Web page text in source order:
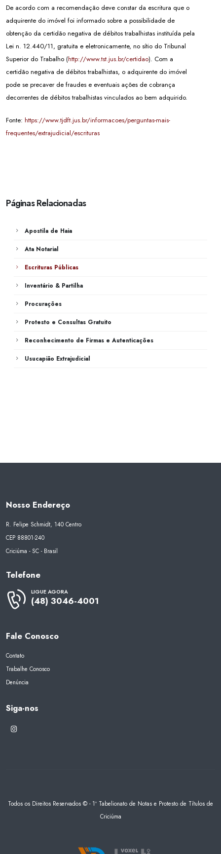
De acordo com a recomendação deve constar da escritura que o
adquirente do imóvel foi informado sobre a possibilidade de
obtenção da certidão negativa de débitos trabalhistas instituída pela
Lei n. 12.440/11, gratuita e eletronicamente, no sítio do Tribunal
Superior do Trabalho (http://www.tst.jus.br/certidao). Com a
certidão negativa de débitos trabalhistas, o adquirente do imóvel
pode se precaver de fraudes e eventuais ações de cobrança
decorrentes de débitos trabalhistas vinculados ao bem adquirido.
Fonte: https://www.tjdft.jus.br/informacoes/perguntas-mais-
frequentes/extrajudicial/escrituras
Páginas Relacionadas
Apostila de Haia
Ata Notarial
Escrituras Públicas
Inventário & Partilha
Procurações
Protesto e Consultas Gratuito
Reconhecimento de Firmas e Autenticações
Usucapião Extrajudicial
Nosso Endereço
R. Felipe Schmidt, 140 Centro
CEP 88801-240
Criciúma - SC - Brasil
Telefone
LIGUE AGORA
(48) 3046-4001
Fale Conosco
Contato
Trabalhe Conosco
Denúncia
Siga-nos
Todos os Direitos Reservados © - 1º Tabelionato de Notas e Protesto de Títulos de
Criciúma